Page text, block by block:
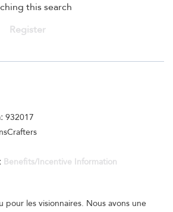
this search
Register
932017
Benefits/Incentive Information
pour les visionnaires. Nous avons une